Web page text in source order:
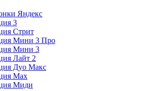
Яндекс
3
Стрит
Мини 3 Про
Мини 3
Лайт 2
Дуо Макс
Max
Миди